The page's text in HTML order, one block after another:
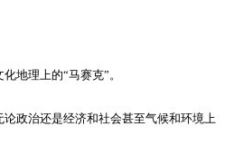
地理上的“马赛克”。
政治还是经济和社会甚至气候和环境上